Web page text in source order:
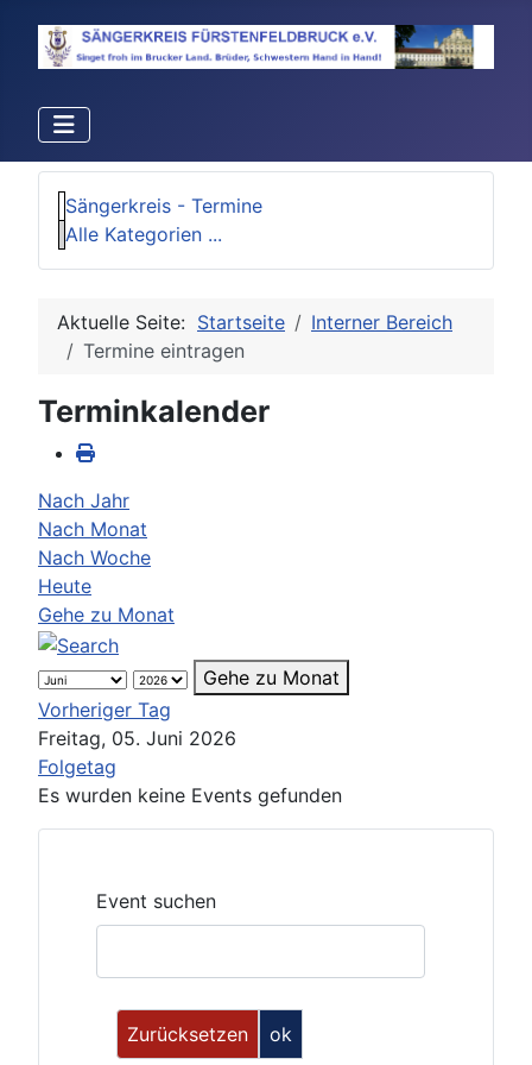
Sängerkreis - Termine
Alle Kategorien ...
Aktuelle Seite: Startseite
Interner Bereich
Termine eintragen
Terminkalender
Nach Jahr
Nach Monat
Nach Woche
Heute
Gehe zu Monat
Gehe zu Monat
Vorheriger Tag
Freitag, 05. Juni 2026
Folgetag
Es wurden keine Events gefunden
Event suchen